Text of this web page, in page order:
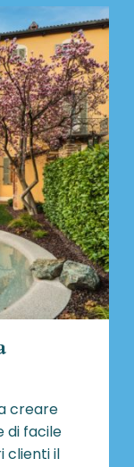
creare
di facile
clienti il